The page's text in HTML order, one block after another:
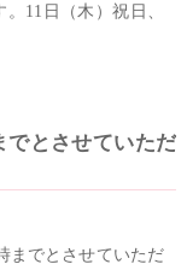
11日（木）祝日、
でとさせていただ
までとさせていただ